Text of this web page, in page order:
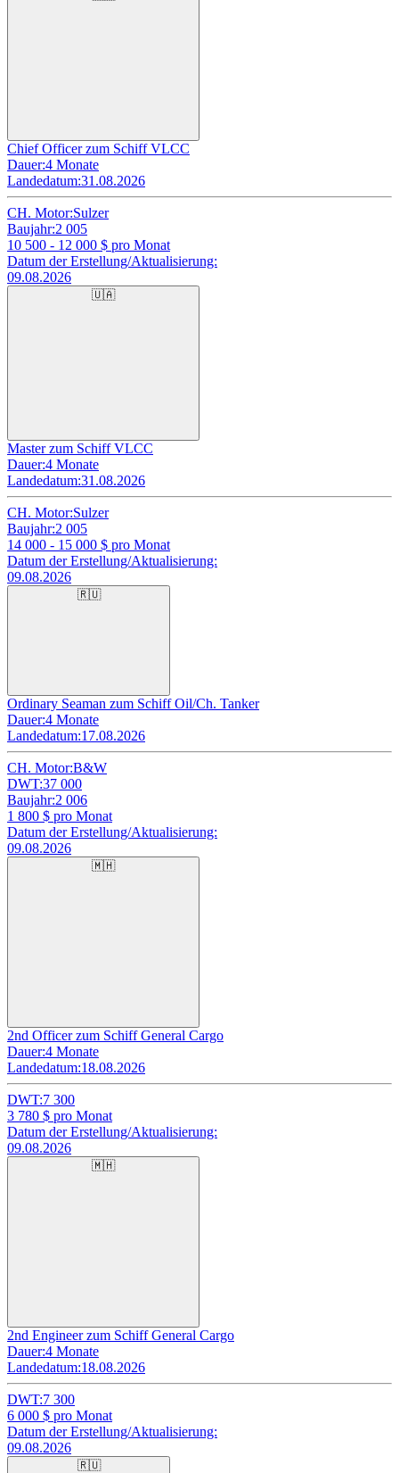
Chief Officer zum Schiff VLCC
Dauer:4 Monate
Landedatum:31.08.2026
CH. Motor:Sulzer
Baujahr:2 005
10 500 - 12 000 $ pro Monat
Datum der Erstellung/Aktualisierung:
09.08.2026
🇺🇦
Master zum Schiff VLCC
Dauer:4 Monate
Landedatum:31.08.2026
CH. Motor:Sulzer
Baujahr:2 005
14 000 - 15 000 $ pro Monat
Datum der Erstellung/Aktualisierung:
09.08.2026
🇷🇺
Ordinary Seaman zum Schiff Oil/Ch. Tanker
Dauer:4 Monate
Landedatum:17.08.2026
CH. Motor:B&W
DWT:37 000
Baujahr:2 006
1 800 $ pro Monat
Datum der Erstellung/Aktualisierung:
09.08.2026
🇲🇭
2nd Officer zum Schiff General Cargo
Dauer:4 Monate
Landedatum:18.08.2026
DWT:7 300
3 780 $ pro Monat
Datum der Erstellung/Aktualisierung:
09.08.2026
🇲🇭
2nd Engineer zum Schiff General Cargo
Dauer:4 Monate
Landedatum:18.08.2026
DWT:7 300
6 000 $ pro Monat
Datum der Erstellung/Aktualisierung:
09.08.2026
🇷🇺